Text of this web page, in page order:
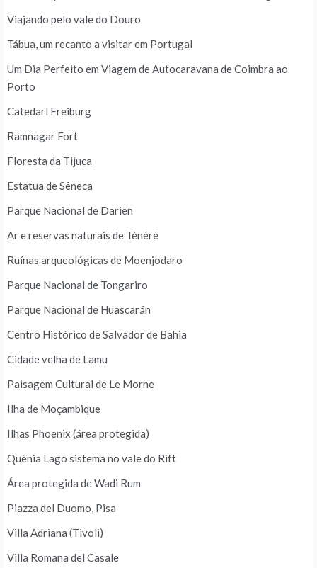
Viajando pelo vale do Douro
Tábua, um recanto a visitar em Portugal
Um Dia Perfeito em Viagem de Autocaravana de Coimbra ao
Porto
Catedarl Freiburg
Ramnagar Fort
Floresta da Tijuca
Estatua de Sêneca
Parque Nacional de Darien
Ar e reservas naturais de Ténéré
Ruínas arqueológicas de Moenjodaro
Parque Nacional de Tongariro
Parque Nacional de Huascarán
Centro Histórico de Salvador de Bahia
Cidade velha de Lamu
Paisagem Cultural de Le Morne
Ilha de Moçambique
Ilhas Phoenix (área protegida)
Quênia Lago sistema no vale do Rift
Área protegida de Wadi Rum
Piazza del Duomo, Pisa
Villa Adriana (Tivoli)
Villa Romana del Casale